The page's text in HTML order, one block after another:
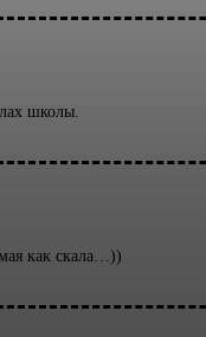
школы.
как скала…))